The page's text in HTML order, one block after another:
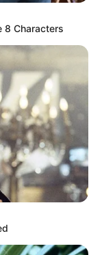
8 Characters